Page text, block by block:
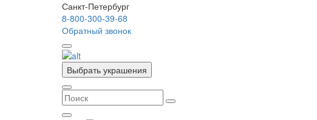
Санкт-Петербург
8-800-300-39-68
Обратный звонок
Выбрать украшения